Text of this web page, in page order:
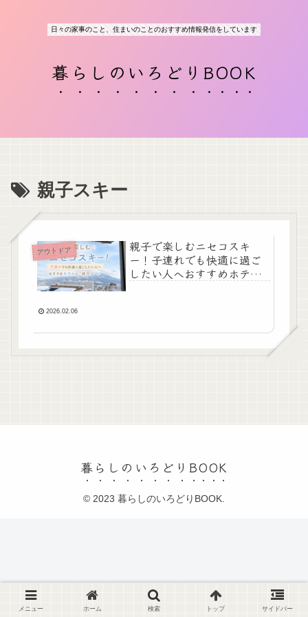
日々の家事のこと、住まいのことのおすすめ情報発信をしています
暮らしのいろどりBOOK
親子スキー
アウトドア
親子で楽しむニセコスキ
ー！子連れでも快適に過ご
したい人へおすすめホテル
2026.02.06
暮らしのいろどりBOOK
© 2023 暮らしのいろどりBOOK.
メニュー ホーム 検索 トップ サイドバー